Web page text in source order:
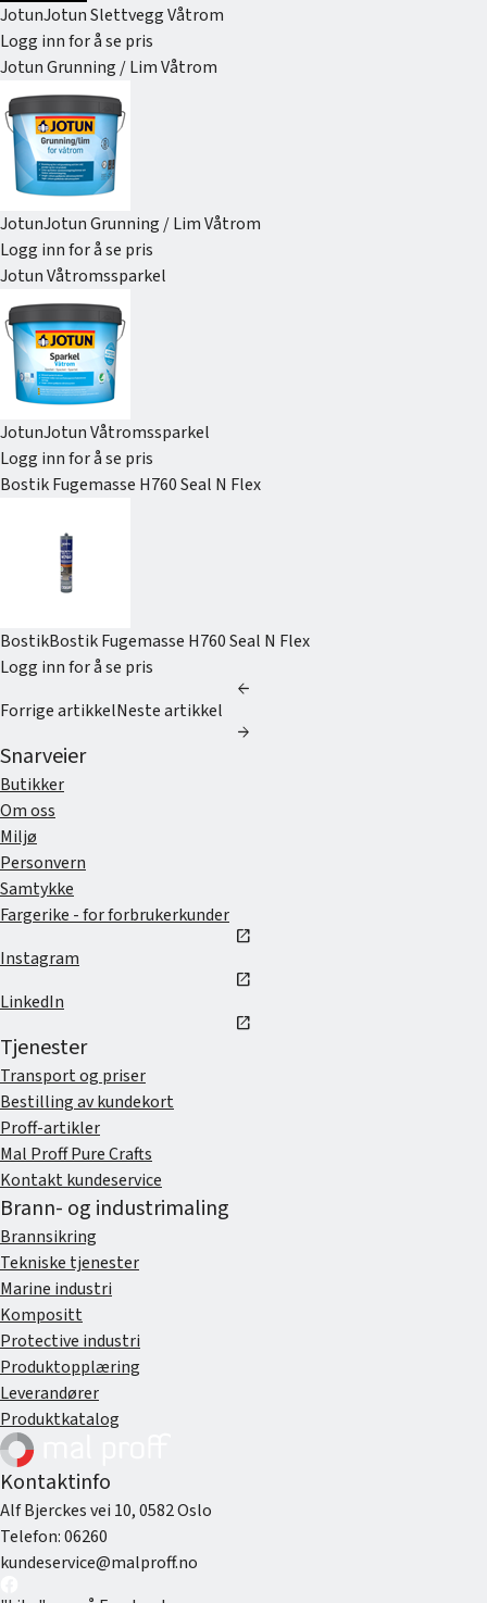
JotunJotun Slettvegg Våtrom
Logg inn for å se pris
Jotun Grunning / Lim Våtrom
JotunJotun Grunning / Lim Våtrom
Logg inn for å se pris
Jotun Våtromssparkel
JotunJotun Våtromssparkel
Logg inn for å se pris
Bostik Fugemasse H760 Seal N Flex
BostikBostik Fugemasse H760 Seal N Flex
Logg inn for å se pris
arrow_back
Forrige artikkelNeste artikkel
arrow_forward
Snarveier
Butikker
Om oss
Miljø
Personvern
Samtykke
Fargerike - for forbrukerkunder
open_in_new
Instagram
open_in_new
LinkedIn
open_in_new
Tjenester
Transport og priser
Bestilling av kundekort
Proff-artikler
Mal Proff Pure Crafts
Kontakt kundeservice
Brann- og industrimaling
Brannsikring
Tekniske tjenester
Marine industri
Kompositt
Protective industri
Produktopplæring
Leverandører
Produktkatalog
Kontaktinfo
Alf Bjerckes vei 10, 0582 Oslo
Telefon:06260
kundeservice@malproff.no